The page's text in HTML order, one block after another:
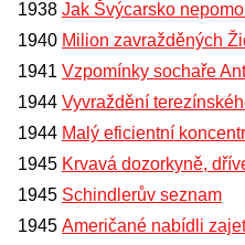
1938 Jak Švýcarsko
1940 Milion zavražděných
1941 Vzpomínky sochaře
1944 Vyvraždění
1944 Malý eficientní
1945 Krvavá dozorkyně,
1945 Schindlerův seznam
1945 Američané nabídli